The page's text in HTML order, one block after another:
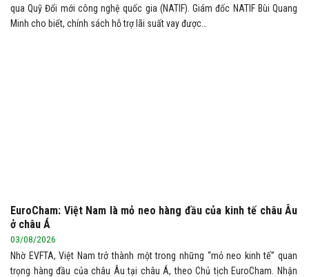
qua Quỹ Đổi mới công nghệ quốc gia (NATIF). Giám đốc NATIF Bùi Quang
Minh cho biết, chính sách hỗ trợ lãi suất vay được…
EuroCham: Việt Nam là mỏ neo hàng đầu của kinh tế châu Âu
ở châu Á
03/08/2026
Nhờ EVFTA, Việt Nam trở thành một trong những “mỏ neo kinh tế” quan
trọng hàng đầu của châu Âu tại châu Á, theo Chủ tịch EuroCham. Nhận